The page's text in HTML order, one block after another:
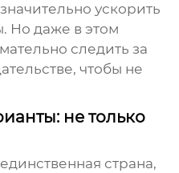
ускорить
Но даже в этом
следить за
чтобы не
не только
страна,